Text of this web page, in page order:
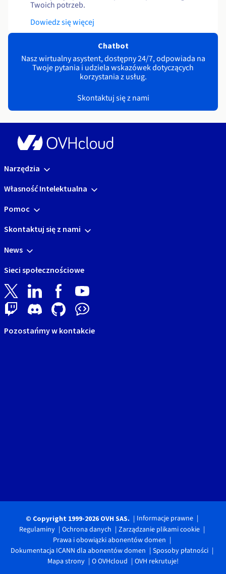
Twoich potrzeb.
Dowiedz się więcej
Chatbot
Nasz wirtualny asystent, dostępny 24/7, odpowiada na
Twoje pytania i udziela wskazówek dotyczących
korzystania z usług.
Skontaktuj się z nami
Narzędzia
Własność Intelektualna
Pomoc
Skontaktuj się z nami
News
Sieci społecznościowe
Pozostańmy w kontakcie
© Copyright 1999-2026 OVH SAS.
Informacje prawne
Regulaminy
Ochrona danych
Zarządzanie plikami cookie
Prawa i obowiązki abonentów domen
Dokumentacja ICANN dla abonentów domen
Sposoby płatności
Mapa strony
O OVHcloud OVH rekrutuje!